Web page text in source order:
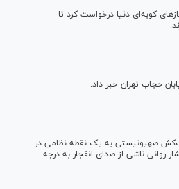
کوبه‌ای دنیا درخواست کرد تا
حجاب تهران خبر داد.
صهیونیستی به یک نقطه نظامی در
صادقی» بر اثر شوک و فشار روانی ناشی از صدای انفجار به درجه